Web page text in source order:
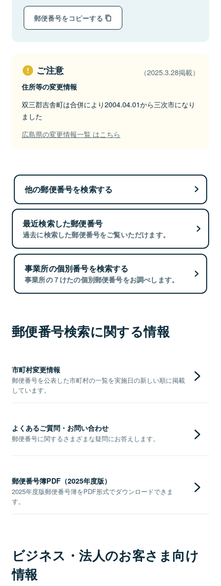
郵便番号をコピーする
ご注意 （2025.3.28掲載）
住所等の変更情報
双三郡吉舎町は合併により2004.04.01から三次市になり
ました
広島県の変更情報一覧 はこちら
他の郵便番号を検索する
最近検索した郵便番号
過去に検索した郵便番号をご覧いただけます。
事業所の個別番号を検索する
事業所の７けたの個別郵便番号をお調べします。
郵便番号検索に関する情報
市町村変更情報
郵便番号を公表した市町村の一覧を実施日の新しい順に掲載
しています。
よくあるご質問・お問い合わせ
郵便番号に関するさまざまな疑問にお答えします。
郵便番号簿PDF（2025年度版）
2025年度版郵便番号簿をPDF形式でダウンロードできま
す。
ビジネス・法人のお客さま向け
情報